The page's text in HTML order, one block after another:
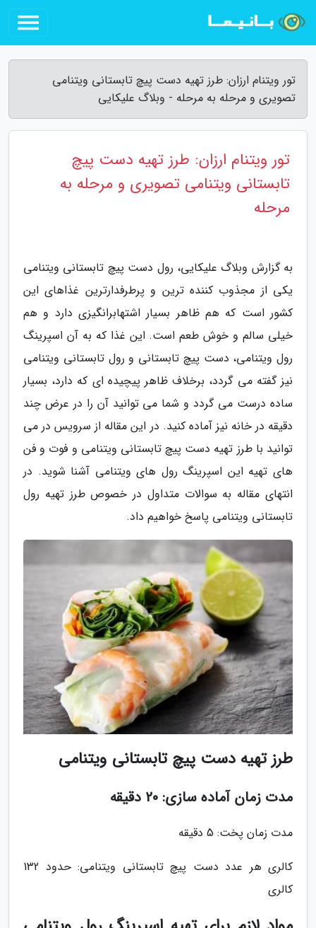
تور ویتنام ارزان: طرز تهیه دست پیچ تابستانی ویتنامی
تصویری و مرحله به مرحله - وبلاگ علیکایی
تور ویتنام ارزان: طرز تهیه دست پیچ
تابستانی ویتنامی تصویری و مرحله به
مرحله
به گزارش وبلاگ علیکایی، رول دست پیچ تابستانی ویتنامی
یکی از مجذوب کننده ترین و پرطرفدارترین غذاهای این
کشور است که هم ظاهر بسیار اشتهابرانگیزی دارد و هم
خیلی سالم و خوش طعم است. این غذا که به آن اسپرینگ
رول ویتنامی، دست پیچ تابستانی و رول تابستانی ویتنامی
نیز گفته می گردد، برخلاف ظاهر پیچیده ای که دارد، بسیار
ساده درست می گردد و شما می توانید آن را در عرض چند
دقیقه در خانه نیز آماده کنید. در این مقاله از سرویس در می
توانید با طرز تهیه دست پیچ تابستانی ویتنامی و فوت و فن
های تهیه این اسپرینگ رول های ویتنامی آشنا شوید. در
انتهای مقاله به سوالات متداول در خصوص طرز تهیه رول
تابستانی ویتنامی پاسخ خواهیم داد.
طرز تهیه دست پیچ تابستانی ویتنامی
مدت زمان آماده سازی: 20 دقیقه
مدت زمان پخت: 5 دقیقه
کالری هر عدد دست پیچ تابستانی ویتنامی: حدود 132
کالری